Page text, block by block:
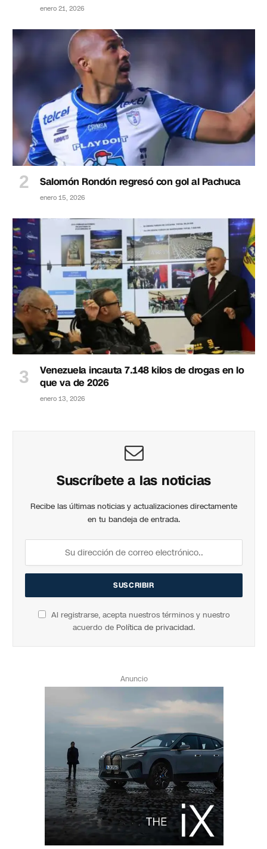
enero 21, 2026
Salomón Rondón regresó con gol al Pachuca
enero 15, 2026
Venezuela incauta 7.148 kilos de drogas en lo
que va de 2026
enero 13, 2026
Suscríbete a las noticias
Recibe las últimas noticias y actualizaciones directamente
en tu bandeja de entrada.
Al registrarse, acepta nuestros términos y nuestro
acuerdo de Política de privacidad.
Anuncio